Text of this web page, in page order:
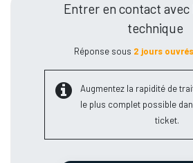
Entrer en contact
technique
Réponse sous 2 jours
Augmentez la rapidité de
le plus complet possible
ticket.